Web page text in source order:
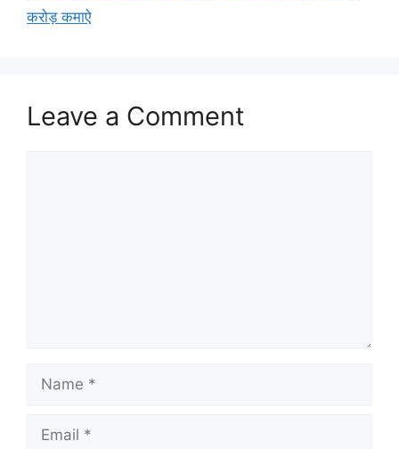
करोड़ कमाऐ
Leave a Comment
Name
Email